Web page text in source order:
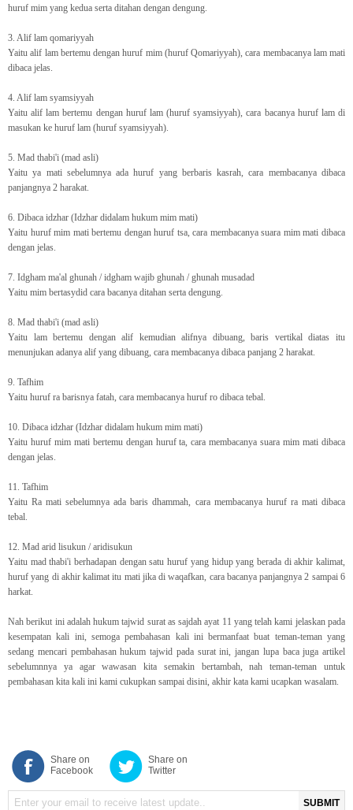
huruf mim yang kedua serta ditahan dengan dengung.
3. Alif lam qomariyyah
Yaitu alif lam bertemu dengan huruf mim (huruf Qomariyyah), cara membacanya lam mati
dibaca jelas.
4. Alif lam syamsiyyah
Yaitu alif lam bertemu dengan huruf lam (huruf syamsiyyah), cara bacanya huruf lam di
masukan ke huruf lam (huruf syamsiyyah).
5. Mad thabi'i (mad asli)
Yaitu ya mati sebelumnya ada huruf yang berbaris kasrah, cara membacanya dibaca
panjangnya 2 harakat.
6. Dibaca idzhar (Idzhar didalam hukum mim mati)
Yaitu huruf mim mati bertemu dengan huruf tsa, cara membacanya suara mim mati dibaca
dengan jelas.
7. Idgham ma'al ghunah / idgham wajib ghunah / ghunah musadad
Yaitu mim bertasydid cara bacanya ditahan serta dengung.
8. Mad thabi'i (mad asli)
Yaitu lam bertemu dengan alif kemudian alifnya dibuang, baris vertikal diatas itu
menunjukan adanya alif yang dibuang, cara membacanya dibaca panjang 2 harakat.
9. Tafhim
Yaitu huruf ra barisnya fatah, cara membacanya huruf ro dibaca tebal.
10. Dibaca idzhar (Idzhar didalam hukum mim mati)
Yaitu huruf mim mati bertemu dengan huruf ta, cara membacanya suara mim mati dibaca
dengan jelas.
11. Tafhim
Yaitu Ra mati sebelumnya ada baris dhammah, cara membacanya huruf ra mati dibaca
tebal.
12. Mad arid lisukun / aridisukun
Yaitu mad thabi'i berhadapan dengan satu huruf yang hidup yang berada di akhir kalimat,
huruf yang di akhir kalimat itu mati jika di waqafkan, cara bacanya panjangnya 2 sampai 6
harkat.
Nah berikut ini adalah hukum tajwid surat as sajdah ayat 11 yang telah kami jelaskan pada
kesempatan kali ini, semoga pembahasan kali ini bermanfaat buat teman-teman yang
sedang mencari pembahasan hukum tajwid pada surat ini, jangan lupa baca juga artikel
sebelumnnya ya agar wawasan kita semakin bertambah, nah teman-teman untuk
pembahasan kita kali ini kami cukupkan sampai disini, akhir kata kami ucapkan wasalam.
Share on
Facebook
Share on
Twitter
SUBMIT